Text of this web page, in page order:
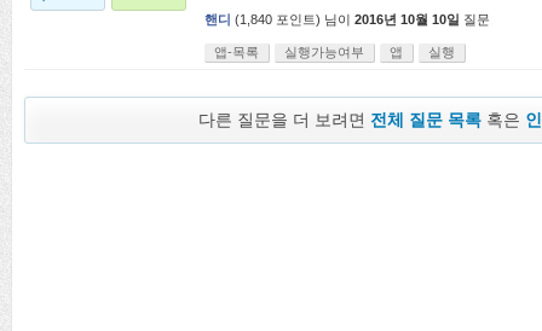
핸디 (1,840 포인트) 님이 2016년 10월 10일 질문
앱-목록 실행가능여부 앱 실행
다른 질문을 더 보려면 전체 질문 목록 혹은